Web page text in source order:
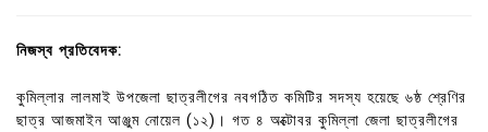
নিজস্ব প্রতিবেদক:
কুমিল্লার লালমাই উপজেলা ছাত্রলীগের নবগঠিত কমিটির সদস্য হয়েছে ৬ষ্ঠ শ্রেণির
ছাত্র আজমাইন আঞ্জুম নোয়েল (১২)। গত ৪ অক্টোবর কুমিল্লা জেলা ছাত্রলীগের